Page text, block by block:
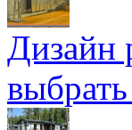
Дизайн